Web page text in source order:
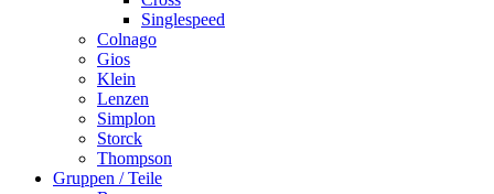
Singlespeed
Colnago
Gios
Klein
Lenzen
Simplon
Storck
Thompson
Gruppen / Teile